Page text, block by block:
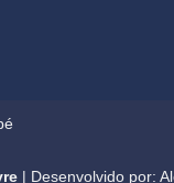
| Desenvolvido por: